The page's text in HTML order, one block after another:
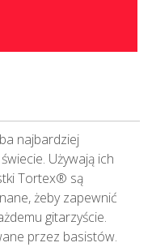
najbardziej
Używają ich
Tortex® są
żeby zapewnić
gitarzyście.
przez basistów.